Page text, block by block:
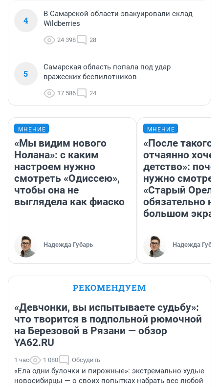
4
В Самарской области эвакуировали склад
Wildberries
24 398 28
5
Самарская область попала под удар
вражеских беспилотников
17 586 24
МНЕНИЕ
«Мы видим нового
Нолана»: с каким
настроем нужно
смотреть «Одиссею»,
чтобы она не
выглядела как фиаско
Надежда Губарь
МНЕНИЕ
«После такого
отчаянно
детство»:
нужно
«Старый
обязательно на
большом
Надежда
РЕКОМЕНДУЕМ
«Девчонки, вы испытываете судьбу»:
что творится в подпольной рюмочной
на Березовой в Рязани — обзор
YA62.RU
1 час 1 080 Обсудить
«Ела одни булочки и пирожные»: экстремально худые
новосибирцы — о своих попытках набрать вес любой